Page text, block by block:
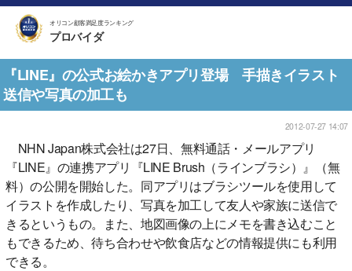
オリコン顧客満足度ランキング
プロバイダ
『LINE』の公式お絵かきアプリ登場 手描きイラスト
送信や写真の加工も
2012-07-27 14:07
NHN Japan株式会社は27日、無料通話・メールアプリ
『LINE』の連携アプリ『LINE Brush（ラインブラシ）』（無
料）の公開を開始した。同アプリはブラシツールを使用して
イラストを作成したり、写真を加工して友人や家族に送信で
きるというもの。また、地図画像の上にメモを書き込むこと
もできるため、待ち合わせや飲食店などの情報提供にも利用
できる。